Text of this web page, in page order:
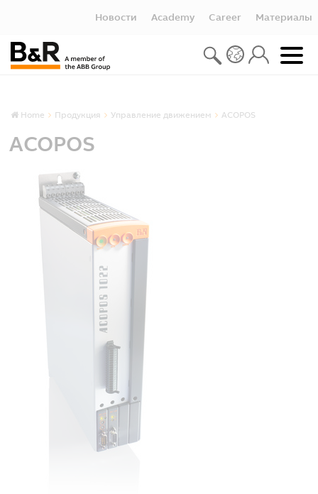
Новости Academy Career Материалы
Home Продукция Управление движением ACOPOS
ACOPOS